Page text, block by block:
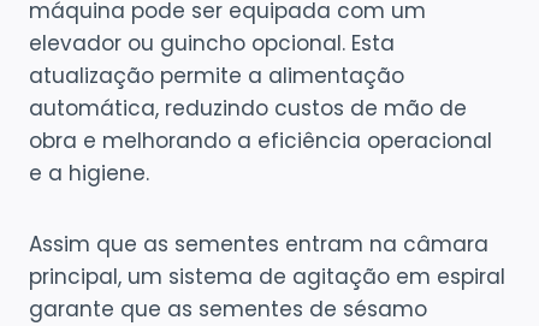
máquina pode ser equipada com um
elevador ou guincho opcional. Esta
atualização permite a alimentação
automática, reduzindo custos de mão de
obra e melhorando a eficiência operacional
e a higiene.
Assim que as sementes entram na câmara
principal, um sistema de agitação em espiral
garante que as sementes de sésamo